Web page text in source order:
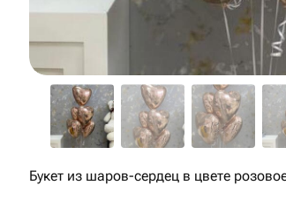
Букет из шаров-сердец в цвете